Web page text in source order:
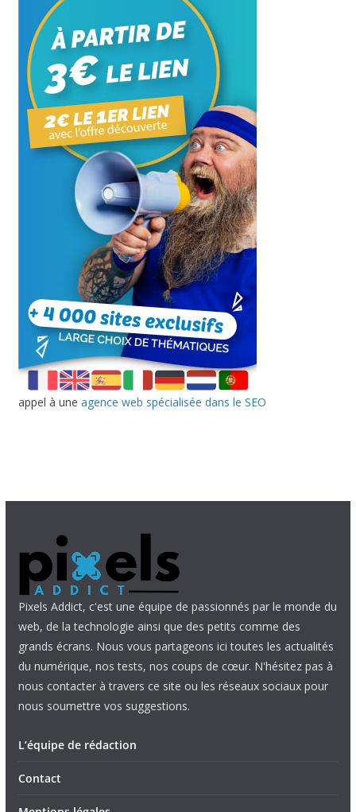
appel à une agence web spécialisée dans le SEO
Pixels Addict, c'est une équipe de passionnés par le monde du
web, de la technologie ainsi que des petits comme des
grands écrans. Nous vous partageons ici toutes les actualités
du numérique, nos tests, nos coups de cœur. N'hésitez pas à
nous contacter à travers ce site ou les réseaux sociaux pour
nous soumettre vos suggestions.
L’équipe de rédaction
Contact